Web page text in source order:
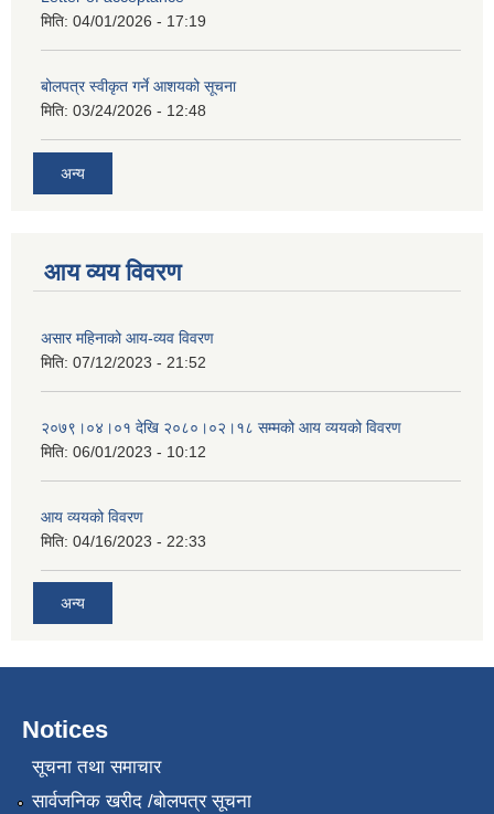
मिति: 04/01/2026 - 17:19
बोलपत्र स्वीकृत गर्ने आशयको सूचना
मिति: 03/24/2026 - 12:48
अन्य
आय व्यय विवरण
असार महिनाको आय-व्यव विवरण
मिति: 07/12/2023 - 21:52
२०७९।०४।०१ देखि २०८०।०२।१८ सम्मको आय व्ययको विवरण
मिति: 06/01/2023 - 10:12
आय व्ययको विवरण
मिति: 04/16/2023 - 22:33
अन्य
Notices
सूचना तथा समाचार
सार्वजनिक खरीद /बोलपत्र सूचना